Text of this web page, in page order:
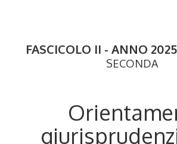
FASCICOLO II - ANNO 2025
SECONDA